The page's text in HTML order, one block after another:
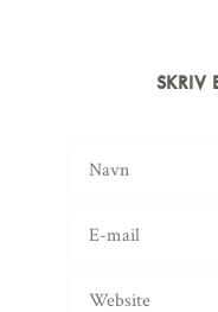
SKRIV